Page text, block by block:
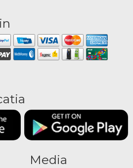
și elemente
precum lalele, narcise sau alte flori de
lumânări sau accesorii tematice. Fiecare
compoziții de
detaliile și finalizează comanda online.
a face cadoul mai special.
Media